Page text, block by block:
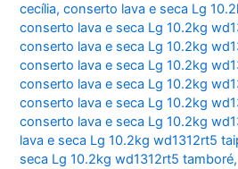
cecília,conserto lava e seca Lg
conserto lava e seca Lg 10.2kg
conserto lava e seca Lg 10.2kg
conserto lava e seca Lg 10.2kg
conserto lava e seca Lg 10.2kg
conserto lava e seca Lg 10.2kg
conserto lava e seca Lg 10.2kg
lava e seca Lg 10.2kg wd1312rt5
seca Lg 10.2kg wd1312rt5 tamboré